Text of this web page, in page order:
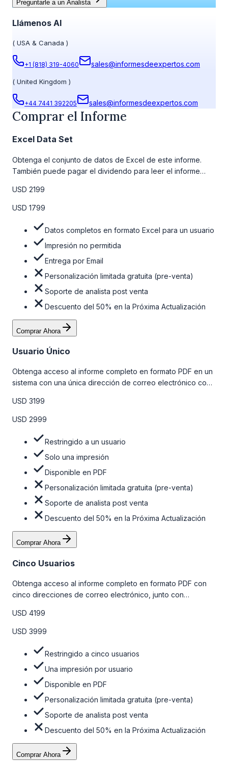
Preguntarle a un Analista
Llámenos Al
( USA & Canada )
+1 (818) 319-4060 sales@informesdeexpertos.com
( United Kingdom )
+44 7441 392205 sales@informesdeexpertos.com
Comprar el Informe
Excel Data Set
Obtenga el conjunto de datos de Excel de este informe.
También puede pagar el dividendo para leer el informe
la tabla de precios a continuación.
USD 2199
USD 1799
Datos completos en formato Excel para un usuario
Impresión no permitida
Entrega por Email
Personalización limitada gratuita (pre-venta)
Soporte de analista post venta
Descuento del 50% en la Próxima Actualización
Comprar Ahora
Usuario Único
Obtenga acceso al informe completo en formato PDF en un
sistema con una única dirección de correo electrónico con
la tabla de precios a continuación.
USD 3199
USD 2999
Restringido a un usuario
Solo una impresión
Disponible en PDF
Personalización limitada gratuita (pre-venta)
Soporte de analista post venta
Descuento del 50% en la Próxima Actualización
Comprar Ahora
Cinco Usuarios
Obtenga acceso al informe completo en formato PDF con
cinco direcciones de correo electrónico, junto con
venta y el soporte post-venta de nuestros analistas. Para
obtener más información, consulte la tabla de precios a
USD 4199
USD 3999
Restringido a cinco usuarios
Una impresión por usuario
Disponible en PDF
Personalización limitada gratuita (pre-venta)
Soporte de analista post venta
Descuento del 50% en la Próxima Actualización
Comprar Ahora